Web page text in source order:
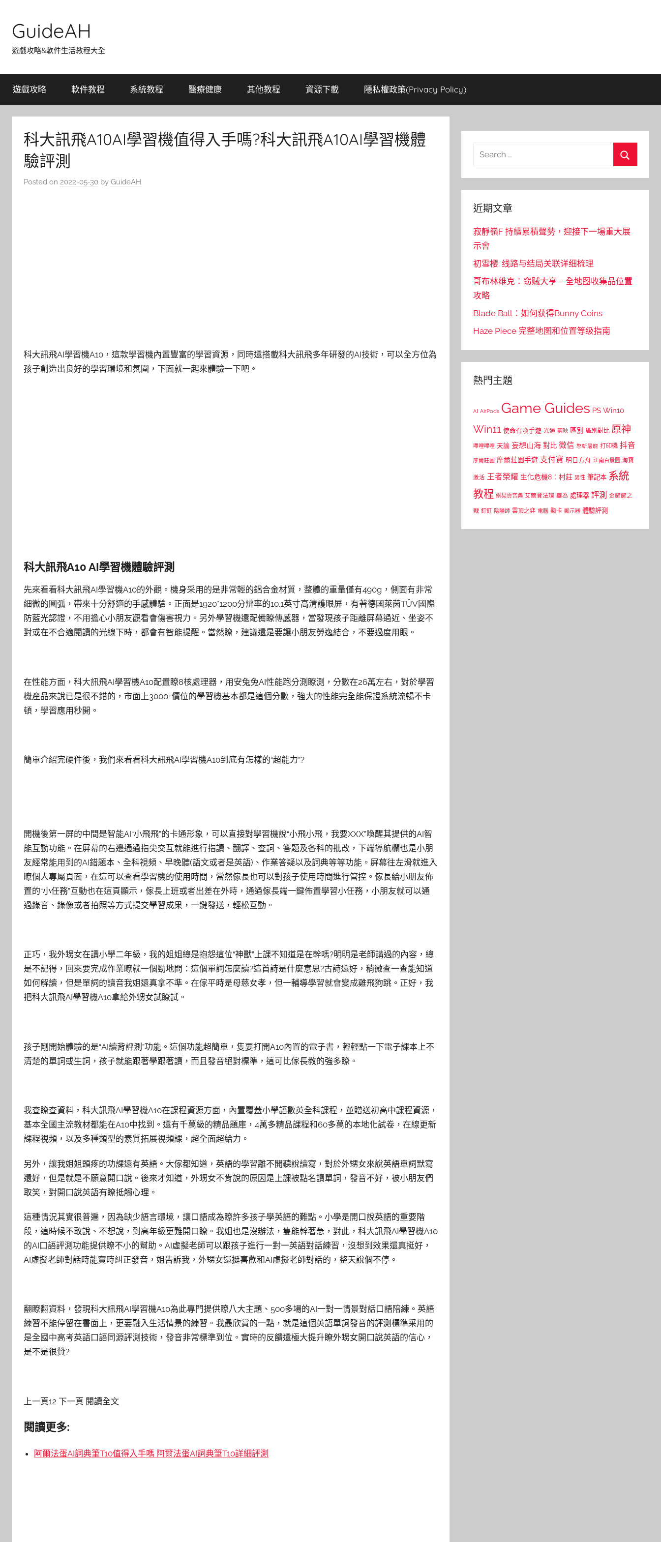
content
GuideAH
遊戲攻略&軟件生活教程大全
遊戲攻略 軟件教程 系統教程 醫療健康 其他教程 資源下載 隱私權政策(Privacy Policy)
科大訊飛A10AI學習機值得入手嗎?科大訊飛A10AI學習機體
驗評測
Posted on 2022-05-30 by GuideAH
科大訊飛AI學習機A10，這款學習機內置豐富的學習資源，同時還搭載科大訊飛多年研發的AI技術，可以全方位為
孩子創造出良好的學習環境和氛圍，下面就一起來體驗一下吧。
科大訊飛A10 AI學習機體驗評測
先來看看科大訊飛AI學習機A10的外觀。機身采用的是非常輕的鋁合金材質，整體的重量僅有490g，側面有非常
細微的圓弧，帶來十分舒適的手感體驗。正面是1920*1200分辨率的10.1英寸高清護眼屏，有著德國萊茵TÜV國際
防藍光認證，不用擔心小朋友觀看會傷害視力。另外學習機還配備瞭傳感器，當發現孩子距離屏幕過近、坐姿不
對或在不合適閱讀的光線下時，都會有智能提醒。當然瞭，建議還是要讓小朋友勞逸結合，不要過度用眼。
在性能方面，科大訊飛AI學習機A10配置瞭8核處理器，用安兔兔AI性能跑分測瞭測，分數在26萬左右，對於學習
機產品來說已是很不錯的，市面上3000+價位的學習機基本都是這個分數，強大的性能完全能保證系統流暢不卡
頓，學習應用秒開。
簡單介紹完硬件後，我們來看看科大訊飛AI學習機A10到底有怎樣的“超能力”?
開機後第一屏的中間是智能AI“小飛飛”的卡通形象，可以直接對學習機說“小飛小飛，我要XXX”喚醒其提供的AI智
能互動功能。在屏幕的右邊通過指尖交互就能進行指讀、翻譯、查詞、答題及各科的批改，下端導航欄也是小朋
友經常能用到的AI錯題本、全科視頻、早晚聽(語文或者是英語)、作業答疑以及詞典等等功能。屏幕往左滑就進入
瞭個人專屬頁面，在這可以查看學習機的使用時間，當然傢長也可以對孩子使用時間進行管控。傢長給小朋友佈
置的“小任務”互動也在這頁顯示，傢長上班或者出差在外時，通過傢長端一鍵佈置學習小任務，小朋友就可以通
過錄音、錄像或者拍照等方式提交學習成果，一鍵發送，輕松互動。
正巧，我外甥女在讀小學二年級，我的姐姐總是抱怨這位“神獸”上課不知道是在幹嗎?明明是老師講過的內容，總
是不記得，回來要完成作業瞭就一個勁地問：這個單詞怎麼讀?這首詩是什麼意思?古詩還好，稍微查一查能知道
如何解讀，但是單詞的讀音我姐還真拿不準。在傢平時是母慈女孝，但一輔導學習就會變成雞飛狗跳。正好，我
把科大訊飛AI學習機A10拿給外甥女試瞭試。
孩子剛開始體驗的是“AI讀背評測”功能。這個功能超簡單，隻要打開A10內置的電子書，輕輕點一下電子課本上不
清楚的單詞或生詞，孩子就能跟著學跟著讀，而且發音絕對標準，這可比傢長教的強多瞭。
我查瞭查資料，科大訊飛AI學習機A10在課程資源方面，內置覆蓋小學語數英全科課程，並贈送初高中課程資源，
基本全國主流教材都能在A10中找到。還有千萬級的精品題庫，4萬多精品課程和60多萬的本地化試卷，在線更新
課程視頻，以及多種類型的素質拓展視頻課，超全面超給力。
另外，讓我姐姐頭疼的功課還有英語。大傢都知道，英語的學習離不開聽說讀寫，對於外甥女來說英語單詞默寫
還好，但是就是不願意開口說。後來才知道，外甥女不肯說的原因是上課被點名讀單詞，發音不好，被小朋友們
取笑，對開口說英語有瞭抵觸心理。
這種情況其實很普遍，因為缺少語言環境，讓口語成為瞭許多孩子學英語的難點。小學是開口說英語的重要階
段，這時候不敢說、不想說，到高年級更難開口瞭。我姐也是沒辦法，隻能幹著急，對此，科大訊飛AI學習機A10
的AI口語評測功能提供瞭不小的幫助。AI虛擬老師可以跟孩子進行一對一英語對話練習，沒想到效果還真挺好，
AI虛擬老師對話時能實時糾正發音，姐告訴我，外甥女還挺喜歡和AI虛擬老師對話的，整天說個不停。
翻瞭翻資料，發現科大訊飛AI學習機A10為此專門提供瞭八大主題、500多場的AI一對一情景對話口語陪練。英語
練習不能停留在書面上，更要融入生活情景的練習。我最欣賞的一點，就是這個英語單詞發音的評測標準采用的
是全國中高考英語口語同源評測技術，發音非常標準到位。實時的反饋還極大提升瞭外甥女開口說英語的信心，
是不是很贊?
上一頁12 下一頁 閱讀全文
閱讀更多:
阿爾法蛋AI詞典筆T10值得入手嗎 阿爾法蛋AI詞典筆T10詳細評測
Search
近期文章
寂靜嶺F 持續累積聲勢，迎接下一場重大展
示會
初雪樱: 线路与结局关联详细梳理
哥布林维克：窃贼大亨 – 全地图收集品位置
攻略
Blade Ball：如何获得Bunny Coins
Haze Piece 完整地图和位置等级指南
熱門主題
AI AirPods Game Guides PS Win10
Win11 使命召喚手遊 光遇 剪映 區別 區別對比 原神
嗶哩嗶哩 天諭 妄想山海 對比 微信 怒斬屠龍 打印機 抖音
摩爾莊園 摩爾莊園手遊 支付寶 明日方舟 江南百景圖 淘寶
激活 王者榮耀 生化危機8：村莊 男性 筆記本 系統
教程 網易雲音樂 艾爾登法環 華為 處理器 評測 金鏟鏟之
戰 釘釘 陰陽師 雲頂之弈 電腦 顯卡 顯示器 體驗評測